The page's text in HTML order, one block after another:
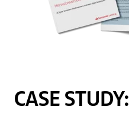
CASE STUDY: